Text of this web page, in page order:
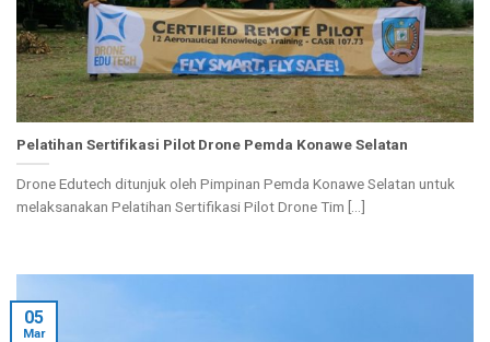
Pelatihan Sertifikasi Pilot Drone Pemda Konawe Selatan
Drone Edutech ditunjuk oleh Pimpinan Pemda Konawe Selatan untuk
melaksanakan Pelatihan Sertifikasi Pilot Drone Tim [...]
05
Mar